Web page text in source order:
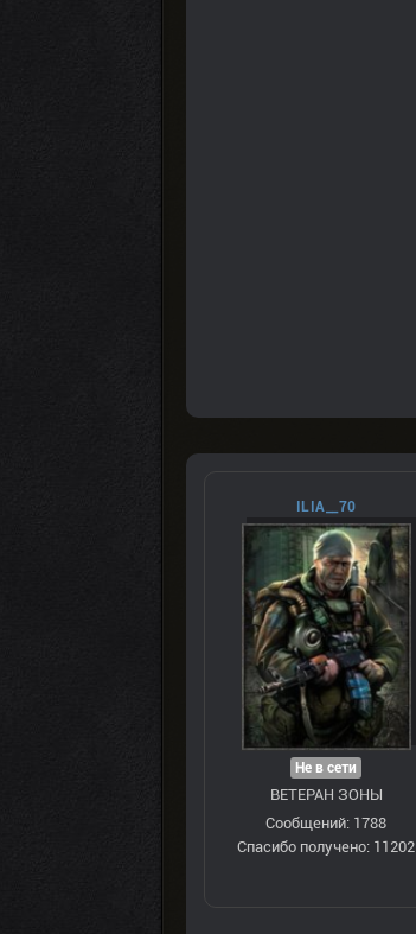
ILIA__70
Не в сети
ВЕТЕРАН ЗOНЫ
Сообщений: 1788
Спасибо получено: 11202